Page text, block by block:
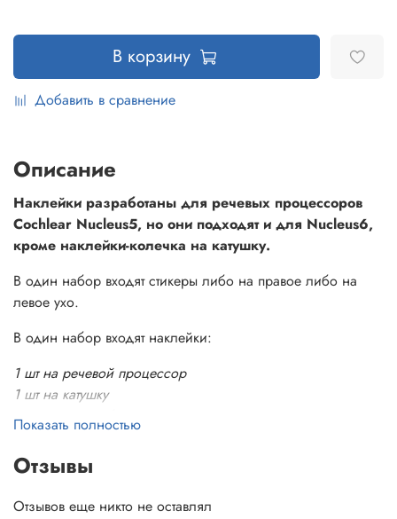
В корзину
Добавить в сравнение
Описание
Наклейки разработаны для речевых процессоров
Cochlear Nucleus5, но они подходят и для Nucleus6,
кроме наклейки-колечка на катушку.
В один набор входят стикеры либо на правое либо на
левое ухо.
В один набор входят наклейки:
1 шт на речевой процессор
1 шт на катушку
1 на длинный блок питания
1 на короткий блок питания
Показать полностью
Отзывы
Отзывов еще никто не оставлял